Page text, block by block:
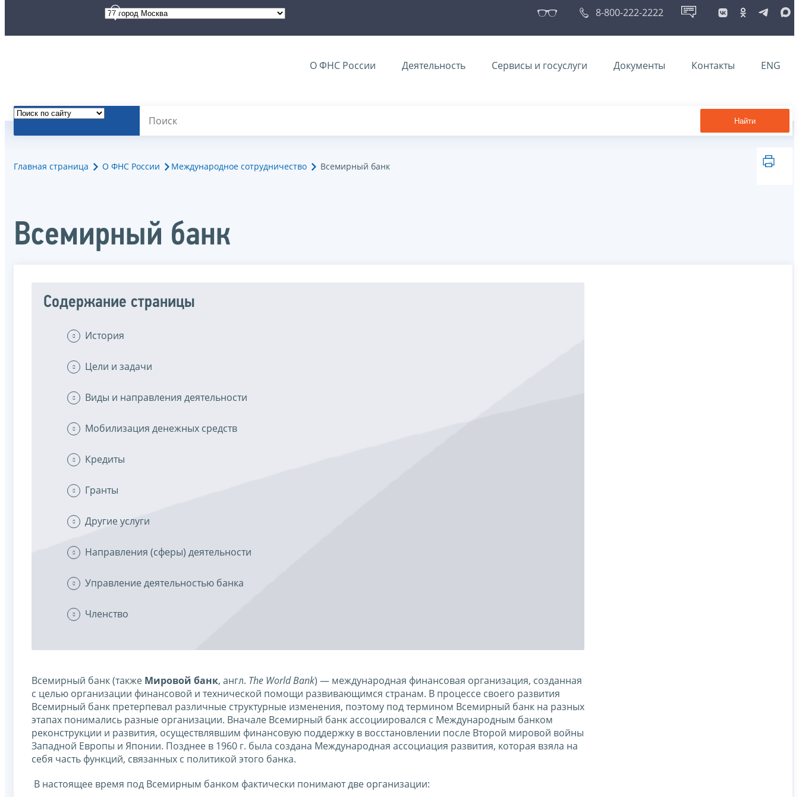
8-800-222-2222
О ФНС России Деятельность Сервисы и госуслуги Документы Контакты ENG
Найти
Главная страница О ФНС России Международное сотрудничество Всемирный банк
Всемирный банк
Содержание страницы
История
Цели и задачи
Виды и направления деятельности
Мобилизация денежных средств
Кредиты
Гранты
Другие услуги
Направления (сферы) деятельности
Управление деятельностью банка
Членство
Всемирный банк (также Мировой банк, англ. The World Bank) — международная финансовая организация, созданная
с целью организации финансовой и технической помощи развивающимся странам. В процессе своего развития
Всемирный банк претерпевал различные структурные изменения, поэтому под термином Всемирный банк на разных
этапах понимались разные организации. Вначале Всемирный банк ассоциировался с Международным банком
реконструкции и развития, осуществлявшим финансовую поддержку в восстановлении после Второй мировой войны
Западной Европы и Японии. Позднее в 1960 г. была создана Международная ассоциация развития, которая взяла на
себя часть функций, связанных с политикой этого банка.
В настоящее время под Всемирным банком фактически понимают две организации: